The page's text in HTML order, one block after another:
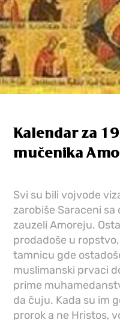
Kalendar za
mučenika
Svi su bili vojvode
zarobiše Saraceni
zauzeli Amoreju.
prodadoše u
tamnicu gde
muslimanski prvaci
prime
da čuju. Kada su im
prorok a ne Hristos,